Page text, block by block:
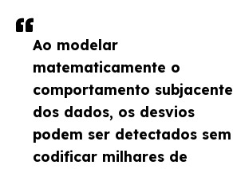
Ao modelar
matematicamente o
comportamento subjacente
dos dados, os desvios
podem ser detectados sem
codificar milhares de